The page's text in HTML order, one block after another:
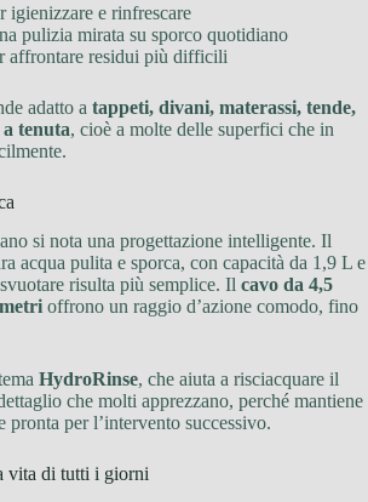
igienizzare e rinfrescare
pulizia mirata su sporco quotidiano
affrontare residui più difficili
adatto a tappeti, divani, materassi, tende,
tenuta, cioè a molte delle superfici che in
si nota una progettazione intelligente. Il
acqua pulita e sporca, con capacità da 1,9 L e
risulta più semplice. Il cavo da 4,5
offrono un raggio d’azione comodo, fino
HydroRinse, che aiuta a risciacquare il
che molti apprezzano, perché mantiene
pronta per l’intervento successivo.
vita di tutti i giorni